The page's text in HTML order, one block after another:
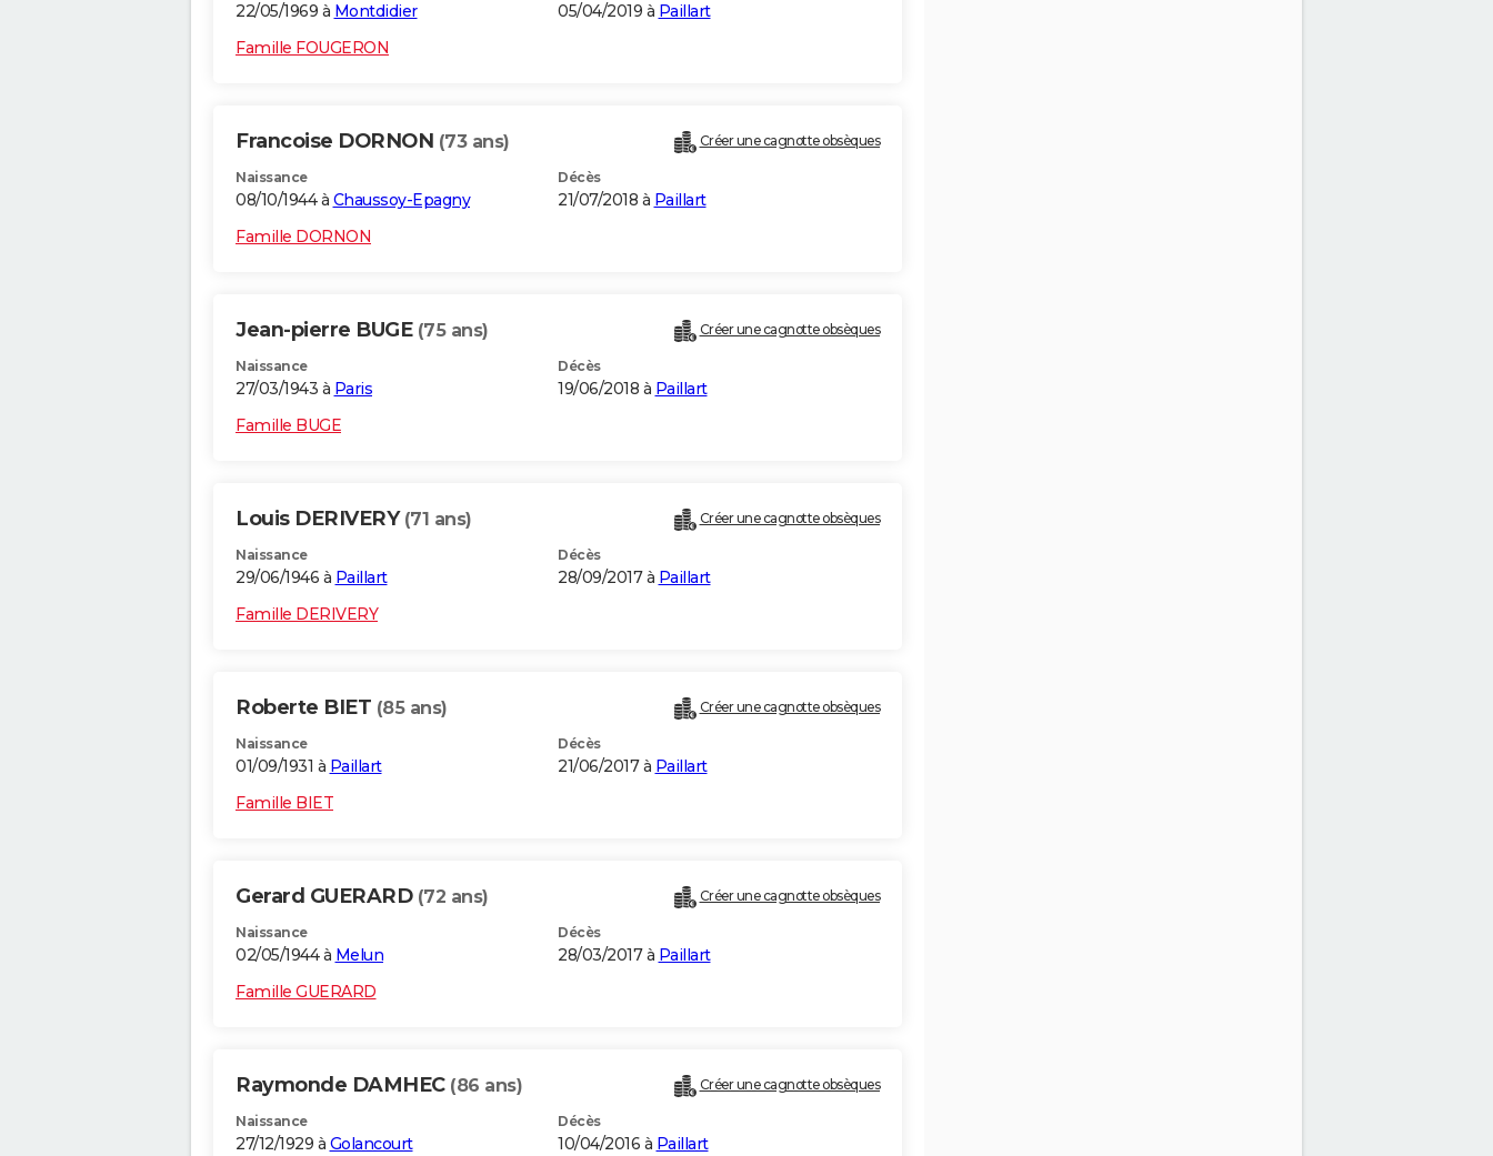
22/05/1969 à Montdidier 05/04/2019 à Paillart
Famille FOUGERON
Francoise DORNON (73 ans) Créer une cagnotte obsèques
Naissance
08/10/1944 à Chaussoy-Epagny
Décès
21/07/2018 à Paillart
Famille DORNON
Jean-pierre BUGE (75 ans) Créer une cagnotte obsèques
Naissance
27/03/1943 à Paris
Décès
19/06/2018 à Paillart
Famille BUGE
Louis DERIVERY (71 ans) Créer une cagnotte obsèques
Naissance
29/06/1946 à Paillart
Décès
28/09/2017 à Paillart
Famille DERIVERY
Roberte BIET (85 ans) Créer une cagnotte obsèques
Naissance
01/09/1931 à Paillart
Décès
21/06/2017 à Paillart
Famille BIET
Gerard GUERARD (72 ans) Créer une cagnotte obsèques
Naissance
02/05/1944 à Melun
Décès
28/03/2017 à Paillart
Famille GUERARD
Raymonde DAMHEC (86 ans) Créer une cagnotte obsèques
Naissance
27/12/1929 à Golancourt
Décès
10/04/2016 à Paillart